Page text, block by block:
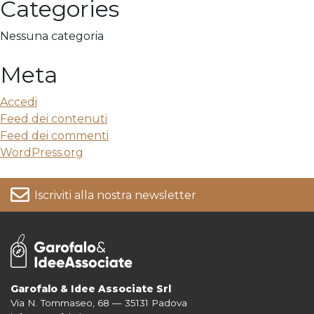
Categories
Nessuna categoria
Meta
Accedi
Feed dei contenuti
Feed dei commenti
WordPress.org
Iscriviti alla nostra newsletter
Per informazioni su come vengono trattati i tuoi dati consulta la nostra
Garofalo & Idee Associate Srl
Via N. Tommaseo, 68 — 35131 Padova